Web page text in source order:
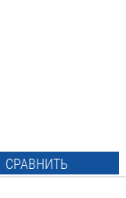
СРАВНИТЬ